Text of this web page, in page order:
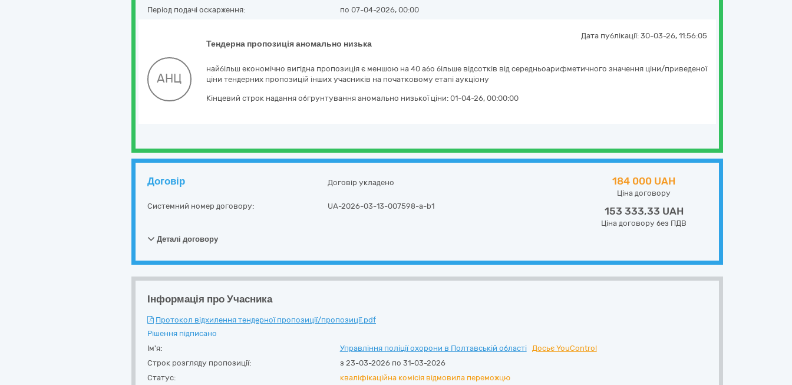
Період подачі оскарження:
по 07-04-2026, 00:00
Тендерна пропозиція аномально низька
Дата публікації: 30-03-26, 11:56:05
АНЦ
найбільш економічно вигідна пропозиція є меншою на 40 або більше відсотків від середньоарифметичного значення ціни/приведеної
ціни тендерних пропозицій інших учасників на початковому етапі аукціону
Кінцевий строк надання обгрунтування аномально низької ціни: 01-04-26, 00:00:00
Договір Договір укладено
Системний номер договору: UA-2026-03-13-007598-a-b1
184 000 UAH
Ціна договору
153 333,33 UAH
Ціна договору без ПДВ
Деталі договору
Інформація про Учасника
Протокол відхилення тендерної пропозиції/пропозиції.pdf
Рішення підписано
Ім'я:
Управління поліції охорони в Полтавській області
Досьє YouControl
Строк розгляду пропозиції:
з 23-03-2026 по 31-03-2026
Статус:
кваліфікаційна комісія відмовила переможцю